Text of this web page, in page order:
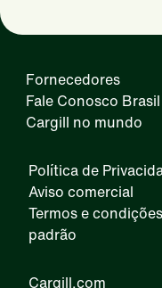
Fornecedores
Fale Conosco Brasil
Cargill no mundo
Política de
Aviso comercial
Termos e
padrão
Cargill.com